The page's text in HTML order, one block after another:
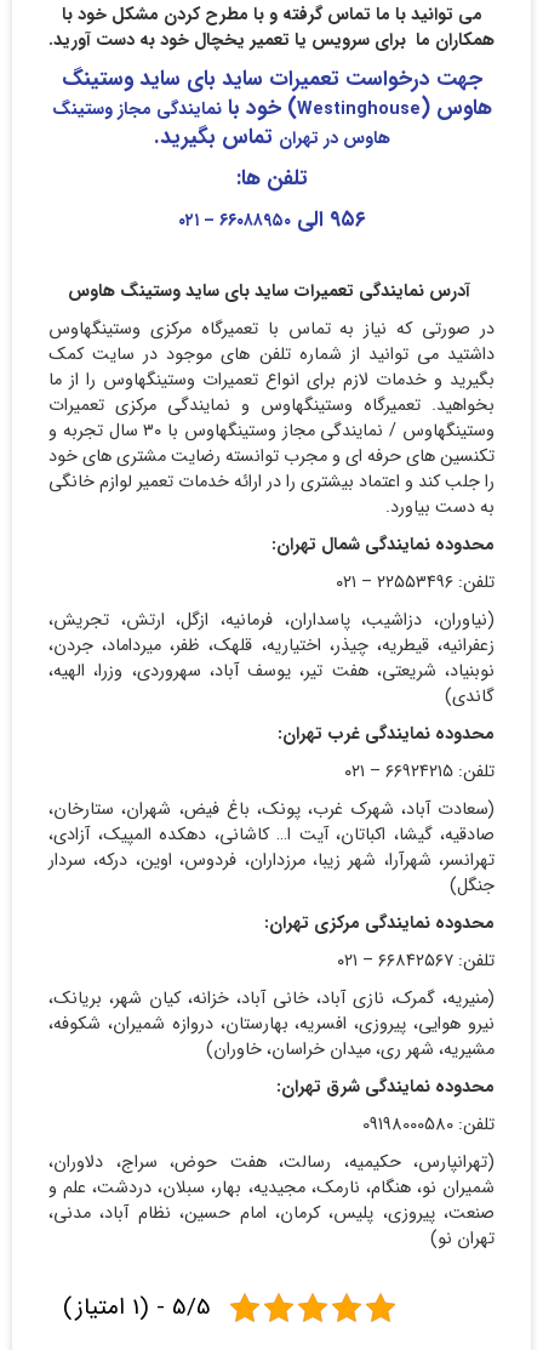
می توانید با ما تماس گرفته و با مطرح کردن مشکل خود با
همکاران ما برای سرویس یا تعمیر یخچال خود به دست آورید.
جهت درخواست تعمیرات ساید بای ساید وستینگ
هاوس (
Westinghouse
)خود بانمایندگی مجاز وستینگ
هاوس در تهران تماس بگیرید.
تلفن ها:
۹۵۶ الی ۶۶۰۸۸۹۵۰ – ۰۲۱
آدرس نمایندگی تعمیرات ساید بای ساید وستینگ هاوس
در صورتی که نیاز به تماس با تعمیرگاه مرکزی وستینگهاوس
داشتید می توانید از شماره تلفن های موجود در سایت کمک
بگیرید و خدمات لازم برای انواع تعمیرات وستینگهاوس را از ما
بخواهید. تعمیرگاه وستینگهاوس و نمایندگی مرکزی تعمیرات
وستینگهاوس / نمایندگی مجاز وستینگهاوس با ۳۰ سال تجربه و
تکنسین های حرفه ای و مجرب توانسته رضایت مشتری های خود
را جلب کند و اعتماد بیشتری را در ارائه خدمات تعمیر لوازم خانگی
به دست بیاورد.
محدوده نمایندگی شمال تهران:
تلفن: ۲۲۵۵۳۴۹۶ – ۰۲۱
(نیاوران، دزاشیب، پاسداران، فرمانیه، ازگل، ارتش، تجریش،
زعفرانیه، قیطریه، چیذر، اختیاریه، قلهک، ظفر، میرداماد، جردن،
نوبنیاد، شریعتی، هفت تیر، یوسف آباد، سهروردی، وزرا، الهیه،
گاندی)
محدوده نمایندگی غرب تهران:
تلفن: ۶۶۹۲۴۲۱۵ – ۰۲۱
(سعادت آباد، شهرک غرب، پونک، باغ فیض، شهران، ستارخان،
صادقیه، گیشا، اکباتان، آیت ا… کاشانی، دهکده المپیک، آزادی،
تهرانسر، شهرآرا، شهر زیبا، مرزداران، فردوس، اوین، درکه، سردار
جنگل)
محدوده نمایندگی مرکزی تهران:
تلفن: ۶۶۸۴۲۵۶۷ – ۰۲۱
(منیریه، گمرک، نازی آباد، خانی آباد، خزانه، کیان شهر، بریانک،
نیرو هوایی، پیروزی، افسریه، بهارستان، دروازه شمیران، شکوفه،
مشیریه، شهر ری، میدان خراسان، خاوران)
محدوده نمایندگی شرق تهران:
تلفن: 09198000580
(تهرانپارس، حکیمیه، رسالت، هفت حوض، سراج، دلاوران،
شمیران نو، هنگام، نارمک، مجیدیه، بهار، سبلان، دردشت، علم و
صنعت، پیروزی، پلیس، کرمان، امام حسین، نظام آباد، مدنی،
تهران نو)
5/5 - (1 امتیاز)